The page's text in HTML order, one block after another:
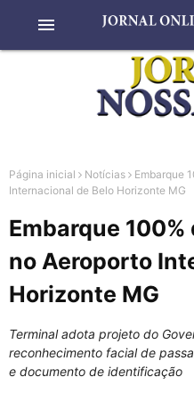
menu
Página inicial Notícias
Embarque
Internacional de Belo Horizonte MG
Embarque
no Aeroporto
Horizonte MG
Terminal adota projeto do
reconhecimento facial de
e documento de identificação